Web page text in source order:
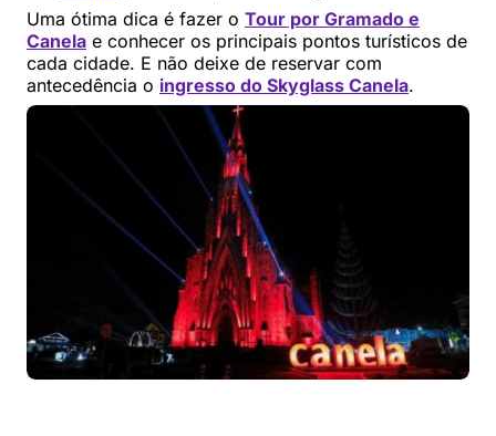
Uma ótima dica é fazer o Tour por Gramado e
Canela e conhecer os principais pontos turísticos de
cada cidade. E não deixe de reservar com
antecedência o ingresso do Skyglass Canela.